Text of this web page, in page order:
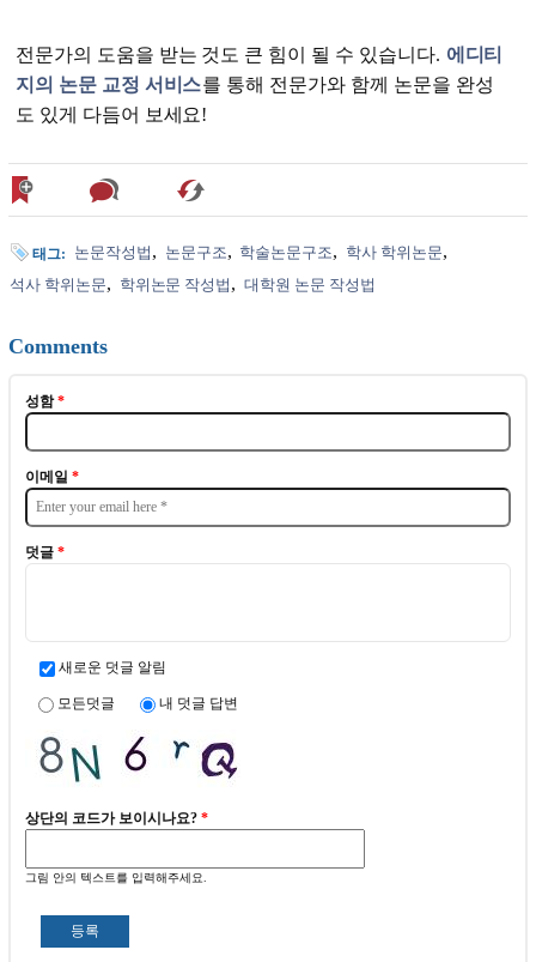
전문가의 도움을 받는 것도 큰 힘이 될 수 있습니다. 에디티
지의 논문 교정 서비스를 통해 전문가와 함께 논문을 완성
도 있게 다듬어 보세요!
태그: 논문작성법 논문구조 학술논문구조
학사 학위논문
석사 학위논문
학위논문 작성법 대학원 논문 작성법
Comments
성함*
이메일 *
덧글 *
새로운 덧글 알림
모든덧글 내 덧글 답변
상단의 코드가 보이시나요? *
그림 안의 텍스트를 입력해주세요.